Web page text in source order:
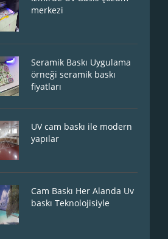
merkezi
Seramik Baskı Uygulama
örneği seramik baskı
fiyatları
UV cam baskı ile modern
yapılar
Cam Baskı Her Alanda Uv
baskı Teknolojisiyle